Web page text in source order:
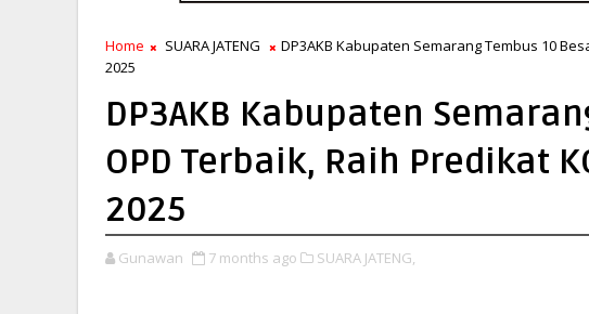
Home SUARA JATENG
DP3AKB Kabupaten Semarang Tembus 10
2025
DP3AKB Kabupaten
OPD Terbaik, Raih Predikat
2025
Gunawan 7 months ago SUARA JATENG,